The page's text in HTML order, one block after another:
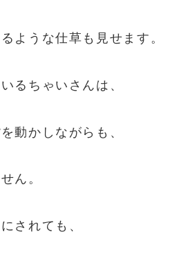
ような仕草も見せます。
るちゃいさんは、
動かしながらも、
ん。
されても、